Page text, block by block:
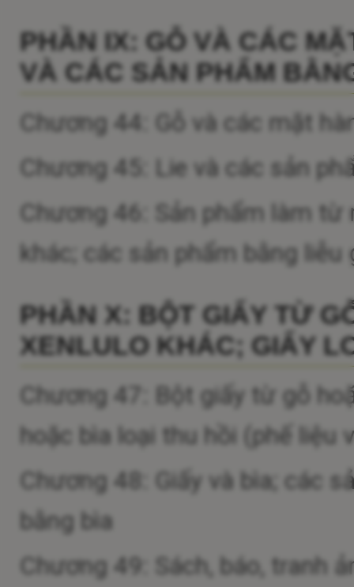
PHẦN IX: GỖ VÀ CÁC
VÀ CÁC SẢN PHẨM
Chương 44: Gỗ và các mặt
Chương 45: Lie và các sản
Chương 46: Sản phẩm làm
khác; các sản phẩm bằng liễu
PHẦN X: BỘT GIẤY TỪ
XENLULO KHÁC; GIẤY
Chương 47: Bột giấy từ gỗ
hoặc bìa loại thu hồi (phế liệu
Chương 48: Giấy và bìa; các
bằng bìa
Chương 49: Sách, báo, tranh